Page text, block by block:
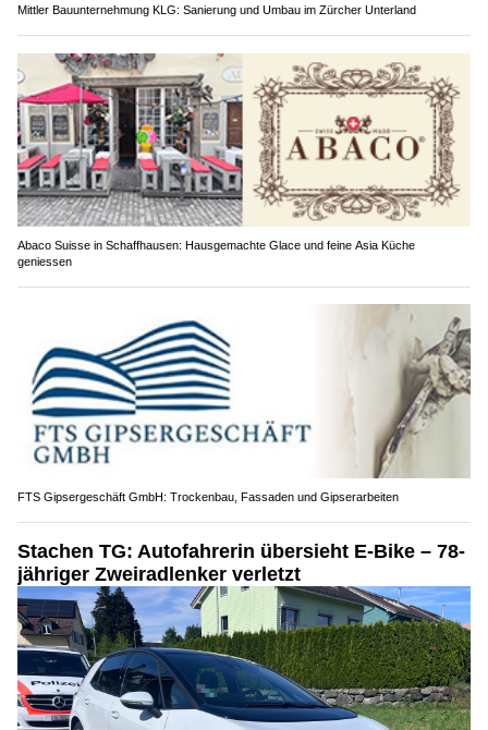
Mittler Bauunternehmung KLG: Sanierung und Umbau im Zürcher Unterland
Abaco Suisse in Schaffhausen: Hausgemachte Glace und feine Asia Küche
geniessen
FTS Gipsergeschäft GmbH: Trockenbau, Fassaden und Gipserarbeiten
Stachen TG: Autofahrerin übersieht E-Bike – 78-
jähriger Zweiradlenker verletzt